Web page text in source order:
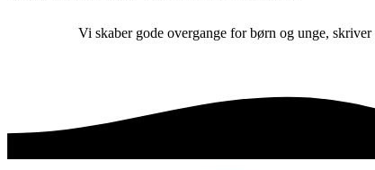
Vi skaber gode overgange for børn og unge,